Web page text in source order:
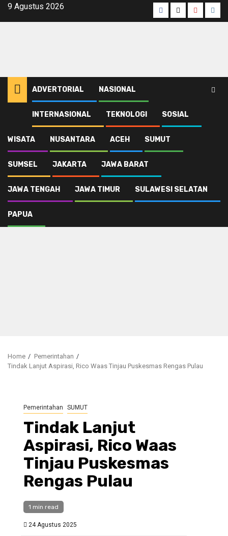
Skip9 Agustus 2026 Facebook
TwitterYoutube
ADVERTORIAL NASIONAL
INTERNASIONAL TEKNOLOGI SOSIAL
WISATA NUSANTARA ACEH SUMUT
SUMSEL JAKARTA JAWA BARAT
JAWA TENGAH JAWA TIMUR SULAWESI SELATAN
PAPUA
Home
Pemerintahan
Tindak Lanjut Aspirasi, Rico Waas Tinjau Puskesmas Rengas Pulau
Pemerintahan SUMUT
Tindak Lanjut
Aspirasi, Rico Waas
Tinjau Puskesmas
Rengas Pulau
1 min read
24 Agustus 2025